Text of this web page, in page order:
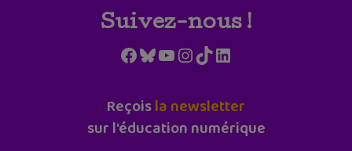
Suivez-nous !
Facebook
Bluesky
YouTube
Instagram
TikTokLinkedIn
Reçoisla newsletter
sur l'éducation numérique